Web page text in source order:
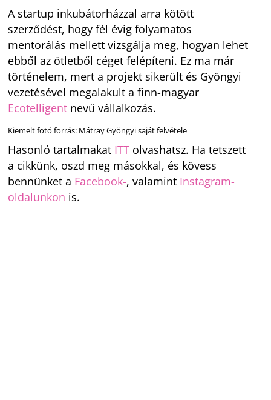
A startup inkubátorházzal arra kötött
szerződést, hogy fél évig folyamatos
mentorálás mellett vizsgálja meg, hogyan lehet
ebből az ötletből céget felépíteni. Ez ma már
történelem, mert a projekt sikerült és Gyöngyi
vezetésével megalakult a finn-magyar
Ecotelligent nevű vállalkozás.
Kiemelt fotó forrás: Mátray Gyöngyi saját felvétele
Hasonló tartalmakat ITT olvashatsz. Ha tetszett
a cikkünk, oszd meg másokkal, és kövess
bennünket a Facebook-, valamint Instagram-
oldalunkon is.